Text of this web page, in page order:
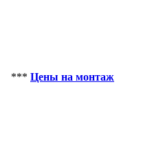
*** Цены на монтаж